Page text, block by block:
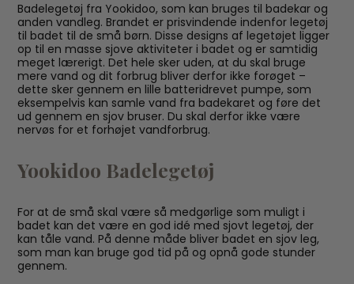
Badelegetøj fra Yookidoo, som kan bruges til badekar og
anden vandleg. Brandet er prisvindende indenfor legetøj
til badet til de små børn. Disse designs af legetøjet ligger
op til en masse sjove aktiviteter i badet og er samtidig
meget lærerigt. Det hele sker uden, at du skal bruge
mere vand og dit forbrug bliver derfor ikke forøget –
dette sker gennem en lille batteridrevet pumpe, som
eksempelvis kan samle vand fra badekaret og føre det
ud gennem en sjov bruser. Du skal derfor ikke være
nervøs for et forhøjet vandforbrug.
Yookidoo Badelegetøj
For at de små skal være så medgørlige som muligt i
badet kan det være en god idé med sjovt legetøj, der
kan tåle vand. På denne måde bliver badet en sjov leg,
som man kan bruge god tid på og opnå gode stunder
gennem.